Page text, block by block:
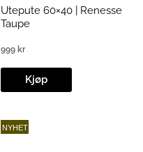
Utepute 60×40 | Renesse
Taupe
999 kr
Kjøp
NYHET